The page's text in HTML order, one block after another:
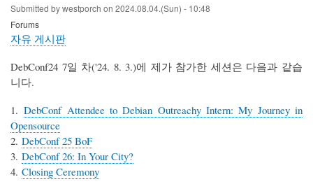
Submitted bywestporch on 2024.08.04.(Sun) - 10:48
Forums
자유 게시판
DebConf24 7일 차('24. 8. 3.)에 제가 참가한 세션은 다음과 같습
니다.
1.DebConf Attendee to Debian Outreachy Intern: My Journey in
Opensource
2. DebConf 25 BoF
3. DebConf 26: In Your City?
4. Closing Ceremony